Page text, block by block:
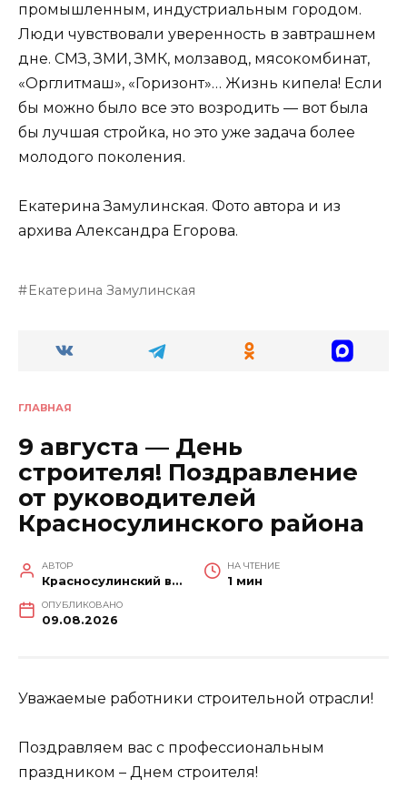
промышленным, индустриальным городом.
Люди чувствовали уверенность в завтрашнем
дне. СМЗ, ЗМИ, ЗМК, молзавод, мясокомбинат,
«Орглитмаш», «Горизонт»… Жизнь кипела! Если
бы можно было все это возродить — вот была
бы лучшая стройка, но это уже задача более
молодого поколения.
Екатерина Замулинская. Фото автора и из
архива Александра Егорова.
Екатерина Замулинская
ГЛАВНАЯ
9 августа — День
строителя! Поздравление
от руководителей
Красносулинского района
АВТОР
Красносулинский вестник
НА ЧТЕНИЕ
1 мин
ОПУБЛИКОВАНО
09.08.2026
Уважаемые работники строительной отрасли!
Поздравляем вас с профессиональным
праздником – Днем строителя!